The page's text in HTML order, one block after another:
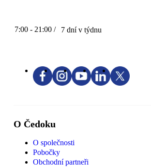
7:00 - 21:00 / 7 dní v týdnu
O Čedoku
O společnosti
Pobočky
Obchodní partneři